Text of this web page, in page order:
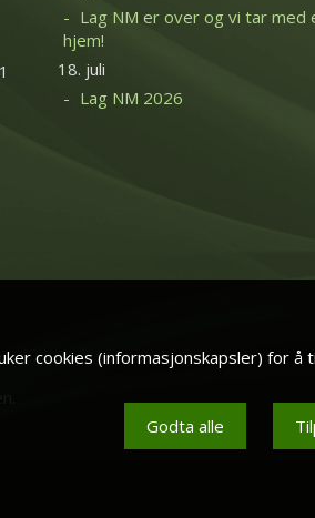
Lag NM er over og vi tar med
hjem!
18. juli
Lag NM 2026
cookies (informasjonskapsler) for å
Godta alle